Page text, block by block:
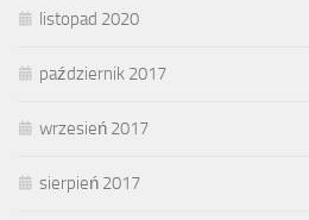
listopad 2020
październik 2017
wrzesień 2017
sierpień 2017